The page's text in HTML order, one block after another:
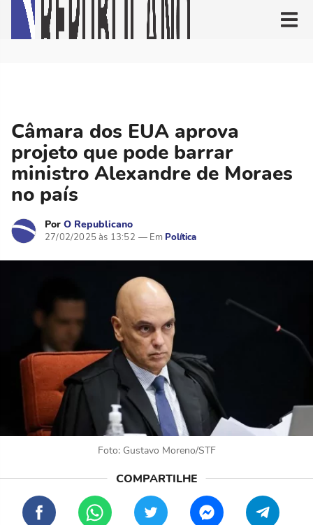
Câmara dos EUA aprova
projeto que pode barrar
ministro Alexandre de Moraes
no país
Por O Republicano
27/02/2025 às 13:52 Política
Foto: Gustavo Moreno/STF